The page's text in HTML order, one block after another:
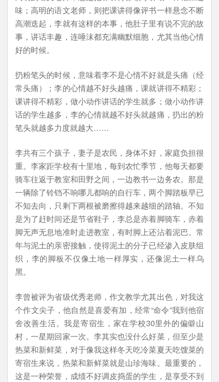
味；高明的语文老师，则把课讲得像评书一样悬念不断
高潮迭起，李就有这样的本事，他肚子里有说不完的故
事，讲话丰趣，连唾沫都充满幽默细胞，尤其当他心情
好的时候。
扔粉笔头的时候，意味着李不是心情不好就是头痛（经
常头痛）；李的心情越不好头越痛，课就讲得不精彩；
课讲得不精彩，做小动作讲话的学生就多；做小动作讲
话的学生越多，李的心情就越不好头就越痛，扔出的粉
笔头就越多力度就越大……
李共有三个孩子，妻子是农民，身体不好，家庭负担很
重。李家距学校有十里地，每到农忙季节，他每天都要
骑车往返于教室和田野之间，一边教书一边务农。那是
一辆除了铃铛不响哪儿都响的自行车，两个脚踏板早已
不知去向，只剩下两根被磨擦得越来越细的踏轴。不知
是为了赶时间还是节省鞋子，李总是赤着脚骑车，赤着
脚无声无息地准时走进教室，有时脚上还沾着泥巴。常
年与泥土的亲密接触，使得泥土的分子已经渗入皮肤组
织，李的脚板不仅像土地一样厚实，还像泥土一样乌
黑。
李曾被评为省级优秀老师，作文教学尤其出色，对我这
个作文尖子，他自然是喜爱有加，经常“命令”我到他宿
舍改善生活。我是寄宿生，家在学校30里外的偏僻山
村，一星期回家一次。李其实也没什么好菜，但至少是
热菜和新鲜菜，对于像我这样冬天吃冷菜夏天吃馊菜的
寄宿生来说，热菜和新鲜菜就是山珍海味。最重要的，
这是一种荣誉，成绩不好调皮捣蛋的学生，是享受不到